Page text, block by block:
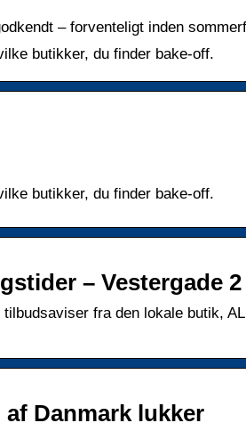
– forventeligt inden
butikker, du finder bake-off.
butikker, du finder bake-off.
– Vestergade 2
fra den lokale butik,
Danmark lukker